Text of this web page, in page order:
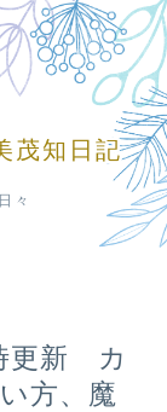
知日記
々
更新 カ
方、魔